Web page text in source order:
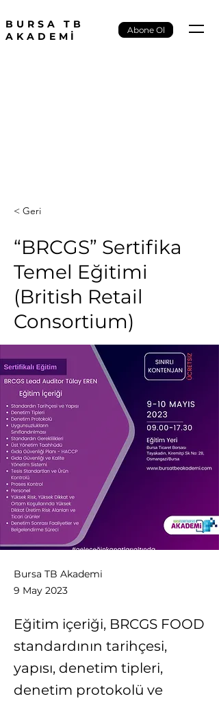
BURSA TB
AKADEMİ
Abone Ol
< Geri
“BRCGS” Sertifika
Temel Eğitimi
(British Retail
Consortium)
Bursa TB Akademi
9 May 2023
Eğitim içeriği, BRCGS FOOD
standardının tarihçesi,
yapısı, denetim tipleri,
denetim protokolü ve